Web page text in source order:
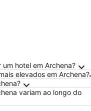
Archena
hotel em Archena?
elevados em Archena?
variam ao longo do